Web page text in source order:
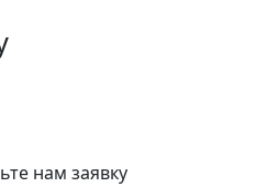
нам заявку